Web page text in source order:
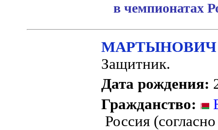
в чемпионатах
МАРТЫНОВИЧ
Защитник.
Дата рождения:
Гражданство:
Россия